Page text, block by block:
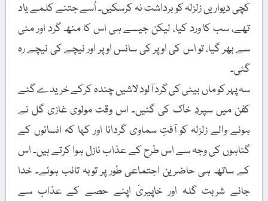
کچی دیواریں زلزلہ کو برداشت نہ کرسکیں۔ اُسے جتنے کلمے یاد
تھے، سب کا ورد کیا، لیکن جیسے ہی اس کا منھ گرد اور مٹی
سے بھر گیا، تو اس کی اوپر کی سانس اوپر اور نیچے کی نیچے رہ
گئی۔
سہ پہر کو ماں بیٹی کی گرد آلود لاشیں چندہ کرکے خریدے گئے
کفن میں سپردِ خاک کی گئیں۔ اس وقت مولوی غازی گل نے
ہونے والے زلزلہ کو آفتِ سماوی گردانا اور کہا کہ انسانوں کے
گناہوں کی وجہ سے اس طرح کے عذاب نازل ہوا کرتے ہیں۔ اس
کے ساتھ ہی حاضرین اجتماعی طور پر توبہ تائب ہوئے۔ خدا
جانے شربت گلہ اور خاپیریٔ اپنے حصے کے عذاب سے